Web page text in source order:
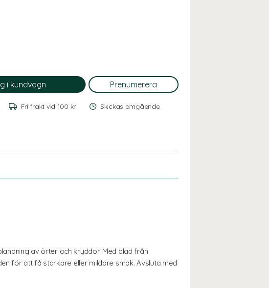
Fri frakt vid 100 kr Skickas omgående
av örter och kryddor. Med blad från
för att få starkare eller mildare smak. Avsluta med